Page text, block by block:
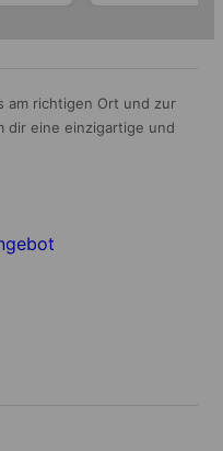
am richtigen Ort und zur
dir eine einzigartige und